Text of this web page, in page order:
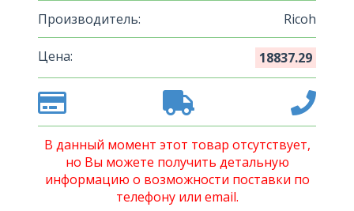
Производитель: Ricoh
Цена: 18837.29
В данный момент этот товар отсутствует,
но Вы можете получить детальную
информацию о возможности поставки по
телефону или email.